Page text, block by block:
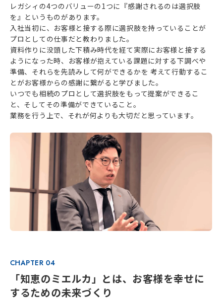
レガシィの4つのバリューの1つに『感謝されるのは選択肢
を』というものがあります。
入社当初に、お客様と接する際に選択肢を持っていることが
プロとしての仕事だと教わりました。
資料作りに没頭した下積み時代を経て実際にお客様と接する
ようになった時、お客様が抱えている課題に対する下調べや
準備、それらを先読みして何ができるかを 考えて行動するこ
とがお客様からの感謝に繋がると学びました。
いつでも相続のプロとして選択肢をもって提案ができるこ
と、そしてその準備ができていること。
業務を行う上で、それが何よりも大切だと思っています。
CHAPTER 04
「知恵のミエルカ」とは、お客様を幸せに
するための未来づくり